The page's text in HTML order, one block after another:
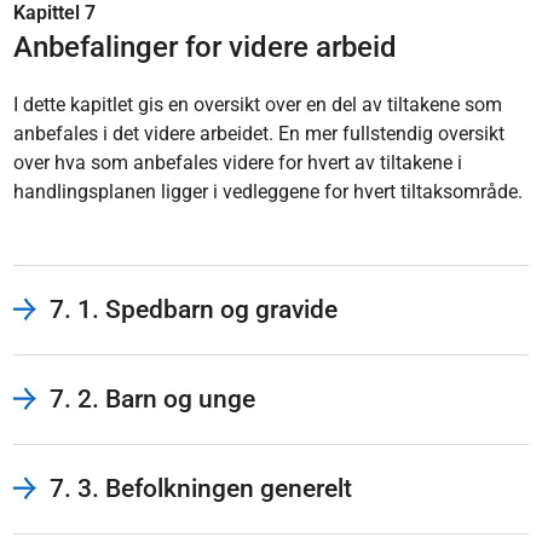
Kapittel 7
Anbefalinger for videre arbeid
I dette kapitlet gis en oversikt over en del av tiltakene som
anbefales i det videre arbeidet. En mer fullstendig oversikt
over hva som anbefales videre for hvert av tiltakene i
handlingsplanen ligger i vedleggene for hvert tiltaksområde.
7. 1. Spedbarn og gravide
7. 2. Barn og unge
7. 3. Befolkningen generelt